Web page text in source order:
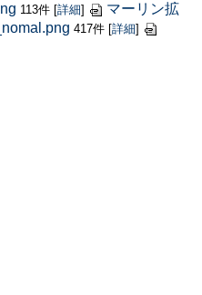
113件 [詳細]
マーリン拡
417件 [詳細]